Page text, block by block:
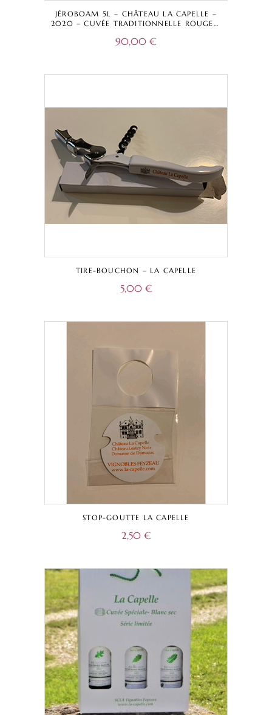
JÉROBOAM 5L – CHÂTEAU LA CAPELLE –
2020 – CUVÉE TRADITIONNELLE ROUGE –
90,00 €
TIRE-BOUCHON – LA CAPELLE
5,00 €
STOP-GOUTTE LA CAPELLE
2,50 €